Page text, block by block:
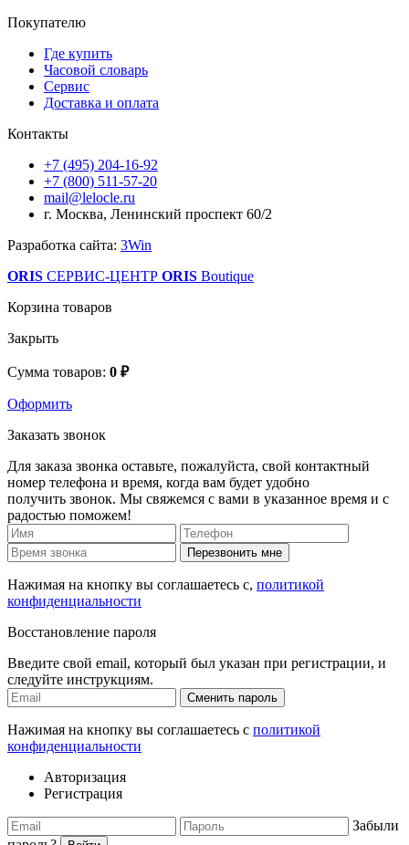
Покупателю
Где купить
Часовой словарь
Сервис
Доставка и оплата
Контакты
+7 (495) 204-16-92
+7 (800) 511-57-20
mail@lelocle.ru
г. Москва, Ленинский проспект 60/2
Разработка сайта: 3Win
ORIS СЕРВИС-ЦЕНТР ORIS Boutique
Корзина товаров
Закрыть
Сумма товаров: 0 ₽
Оформить
Заказать звонок
Для заказа звонка оставьте, пожалуйста, свой контактный
номер телефона и время, когда вам будет удобно
получить звонок. Мы свяжемся с вами в указанное время и с
радостью поможем!
Перезвонить мне
Нажимая на кнопку вы соглашаетесь с, политикой
конфиденциальности
Восстановление пароля
Введите свой email, который был указан при регистрации, и
следуйте инструкциям.
Сменить пароль
Нажимая на кнопку вы соглашаетесь с политикой
конфиденциальности
Авторизация
Регистрация
Забыли